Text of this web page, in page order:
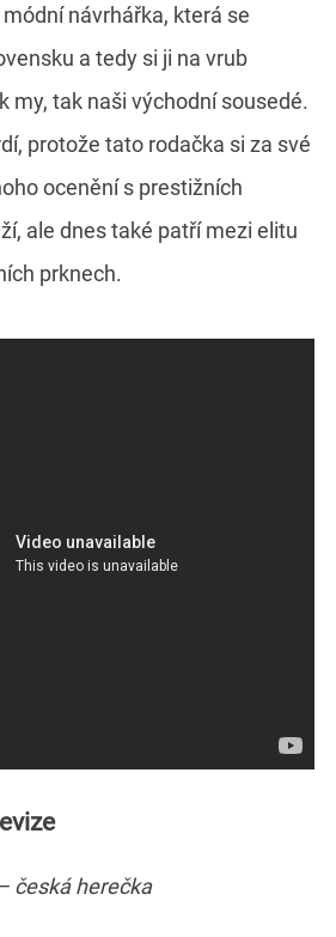
návrhářka, která se
a tedy si ji na vrub
my, tak naši východní sousedé.
protože tato rodačka si za své
ocenění s prestižních
ale dnes také patří mezi elitu
prknech.
česká herečka